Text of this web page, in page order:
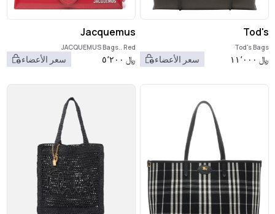
Tod's
Tod's Bags
﷼ ١١٬٠٠٠ سعر الأعضاء
Jacquemus
JACQUEMUS Bags.. Red
﷼ ٥٬٢٠٠ سعر الأعضاء